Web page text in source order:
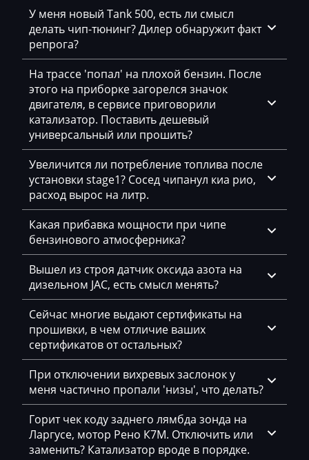
BobCat
Bomag
Brilliance
Buhler
BYD
Cadillac
Camc
Case
Caterpillar
CFMoto
Challenger
Changan
Changhe
Chery
Chevrolet
Chrysler
Citroen
Bosch MD1CP014
Bosch MD1CS004
Bosch ME(D)7.1.x
Bosch ME7.5.x
Bosch MED(C)17.1-17.5.21
Bosch MED17.1.10
Bosch MED17.1.27
Bosch MED17.1.61
Bosch MED17.5.25
Bosch MED9.1.x
Bosch MED9.5.x
Bosch MG1CS001
Bosch MG1CS002
S-Tronic Siemens
Siemens PCR2.1
Siemens PPD1.1-1.5
Simos 10xx
У меня новый Tank 500, есть ли смысл
делать чип-тюнинг? Дилер обнаружит факт
репрога?
На трассе 'попал' на плохой бензин. После
этого на приборке загорелся значок
двигателя, в сервисе приговорили
катализатор. Поставить дешевый
универсальный или прошить?
Увеличится ли потребление топлива после
установки stage1? Сосед чипанул киа рио,
расход вырос на литр.
Какая прибавка мощности при чипе
бензинового атмосферника?
Вышел из строя датчик оксида азота на
дизельном JAC, есть смысл менять?
Сейчас многие выдают сертификаты на
прошивки, в чем отличие ваших
сертификатов от остальных?
При отключении вихревых заслонок у
меня частично пропали 'низы', что делать?
Горит чек коду заднего лямбда зонда на
Ларгусе, мотор Рено К7М. Отключить или
заменить? Катализатор вроде в порядке.